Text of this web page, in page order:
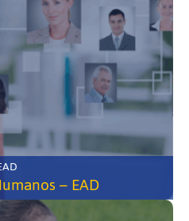
– EAD